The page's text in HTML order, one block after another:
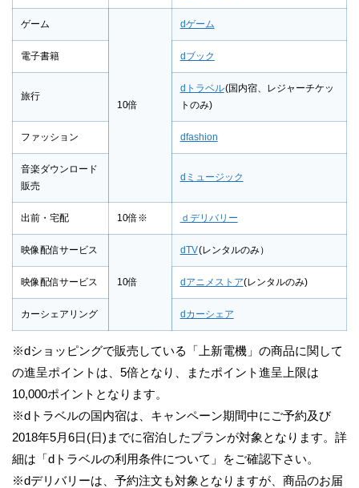
ゲーム
10倍
dゲーム
電子書籍 dブック
旅行
dトラベル(国内宿、レジャーチケッ
トのみ)
ファッション dfashion
音楽ダウンロード
販売
dミュージック
出前・宅配 10倍※ ｄデリバリー
映像配信サービス
10倍
dTV(レンタルのみ）
映像配信サービス dアニメストア(レンタルのみ)
カーシェアリング dカーシェア
※dショッピングで販売している「上新電機」の商品に関して
の進呈ポイントは、5倍となり、またポイント進呈上限は
10,000ポイントとなります。
※dトラベルの国内宿は、キャンペーン期間中にご予約及び
2018年5月6日(日)までに宿泊したプランが対象となります。詳
細は「dトラベルの利用条件について」をご確認下さい。
※dデリバリーは、予約注文も対象となりますが、商品のお届